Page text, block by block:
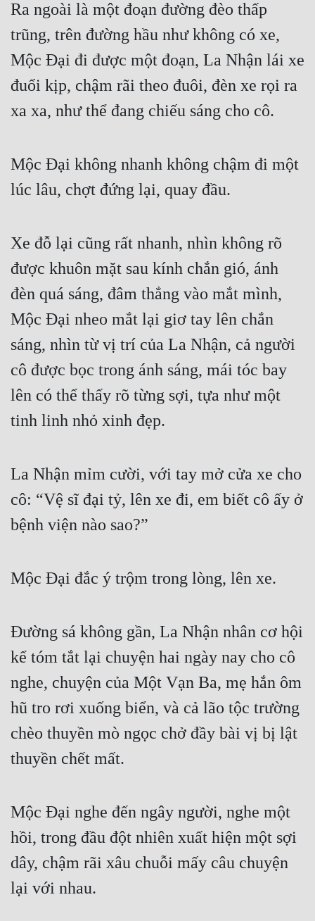
Đẹp
Đẹp Hiệp
Tính Cách Nhân Vật :
Ra ngoài là một đoạn đường đèo thấp
trũng, trên đường hầu như không có xe,
Mộc Đại đi được một đoạn, La Nhận lái xe
đuổi kịp, chậm rãi theo đuôi, đèn xe rọi ra
xa xa, như thể đang chiếu sáng cho cô.
Mộc Đại không nhanh không chậm đi một
lúc lâu, chợt đứng lại, quay đầu.
Xe đỗ lại cũng rất nhanh, nhìn không rõ
được khuôn mặt sau kính chắn gió, ánh
đèn quá sáng, đâm thẳng vào mắt mình,
Mộc Đại nheo mắt lại giơ tay lên chắn
sáng, nhìn từ vị trí của La Nhận, cả người
cô được bọc trong ánh sáng, mái tóc bay
lên có thể thấy rõ từng sợi, tựa như một
tinh linh nhỏ xinh đẹp.
La Nhận mỉm cười, với tay mở cửa xe cho
cô: “Vệ sĩ đại tỷ, lên xe đi, em biết cô ấy ở
bệnh viện nào sao?”
Mộc Đại đắc ý trộm trong lòng, lên xe.
Đường sá không gần, La Nhận nhân cơ hội
kể tóm tắt lại chuyện hai ngày nay cho cô
nghe, chuyện của Một Vạn Ba, mẹ hắn ôm
hũ tro rơi xuống biển, và cả lão tộc trường
chèo thuyền mò ngọc chở đầy bài vị bị lật
thuyền chết mất.
Mộc Đại nghe đến ngây người, nghe một
hồi, trong đầu đột nhiên xuất hiện một sợi
dây, chậm rãi xâu chuỗi mấy câu chuyện
lại với nhau.